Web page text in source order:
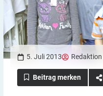
5. Juli 2013